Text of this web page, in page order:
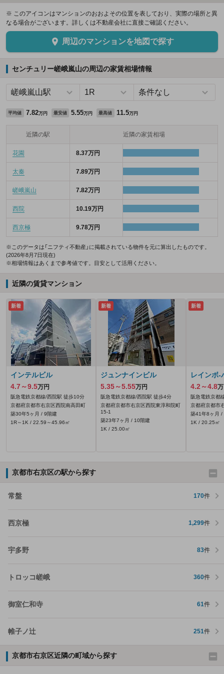
※ このアイコンはマンションのおおよその位置を表しており、実際の場所と異
なる場合がございます。詳しくは不動産会社に直接ご確認ください。
周辺のマンションを地図で探す
センチュリー嵯峨嵐山の周辺の家賃相場情報
平均値 7.82万円 最安値 5.55万円 最高値 11.5万円
近隣の駅 近隣の家賃相場
花園 8.37万円
太秦 7.89万円
嵯峨嵐山 7.82万円
西院 10.19万円
西京極 9.78万円
※このデータは「ニフティ不動産」に掲載されている物件を元に算出したものです。
(2026年8月7日現在)
※相場情報はあくまで参考値です。目安として活用ください。
近隣の賃貸マンション
新着
インテルビル
4.7～9.5万円
阪急電鉄京都線/西院駅 徒歩10分
京都府京都市右京区西院南高田町
築30年5ヶ月 / 9階建
1R～1K / 22.59～45.96㎡
新着
ジュンナインビル
5.35～5.55万円
阪急電鉄京都線/西院駅 徒歩4分
京都府京都市右京区西院東淳和院町
15‐1
築23年7ヶ月 / 10階建
1K / 25.00㎡
新着
レインボ-
4.2～4.8
阪急電鉄京都
京都府京都市
築41年8ヶ月 /
1K / 20.25㎡
京都市右京区の駅から探す
常盤 170件
西京極 1,299件
宇多野 83件
トロッコ嵯峨 360件
御室仁和寺 61件
帷子ノ辻 251件
京都市右京区近隣の町域から探す